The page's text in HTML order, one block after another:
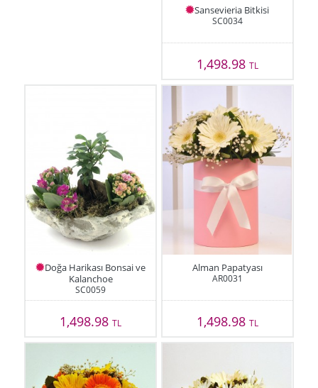
Sansevieria Bitkisi
SC0034
1,498.98 TL
Doğa Harikası Bonsai ve
Kalanchoe
SC0059
1,498.98TL
Alman Papatyası
AR0031
1,498.98 TL